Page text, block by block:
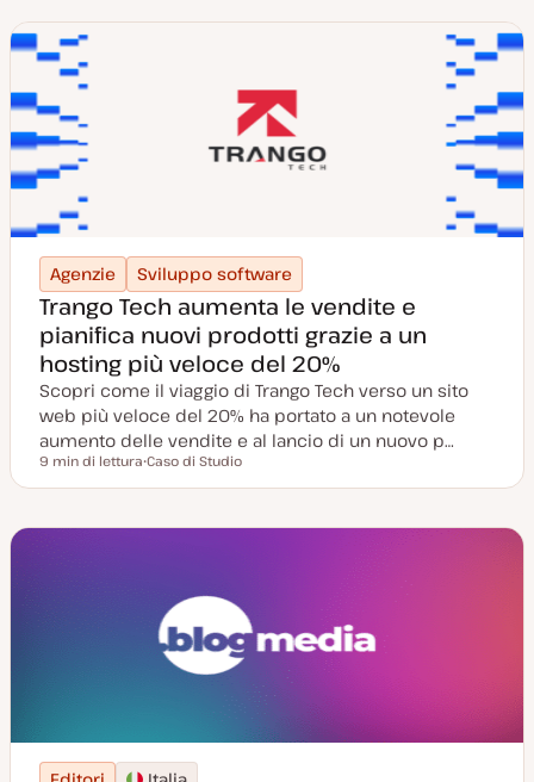
Agenzie Sviluppo software
Trango Tech aumenta le vendite e
pianifica nuovi prodotti grazie a un
hosting più veloce del 20%
Scopri come il viaggio di Trango Tech verso un sito
web più veloce del 20% ha portato a un notevole
aumento delle vendite e al lancio di un nuovo p…
Tempo di lettura
9 min di lettura
o
Caso di Studio